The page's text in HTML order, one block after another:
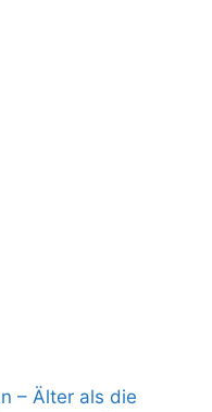
– Älter als die